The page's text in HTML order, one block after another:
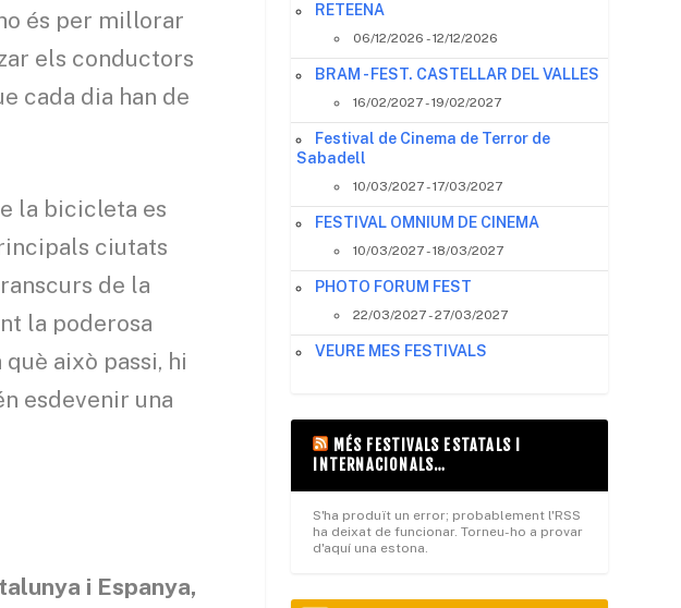
és per millorar
els conductors
cada dia han de
la bicicleta es
ciutats
de la
la poderosa
això passi, hi
esdevenir una
i Espanya,
RETEENA
06/12/2026 - 12/12/2026
BRAM - FEST. CASTELLAR DEL VALLES
16/02/2027 - 19/02/2027
Festival de Cinema de Terror de
Sabadell
10/03/2027 - 17/03/2027
FESTIVAL OMNIUM DE CINEMA
10/03/2027 - 18/03/2027
PHOTO FORUM FEST
22/03/2027 - 27/03/2027
VEURE MES FESTIVALS
MÉS FESTIVALS ESTATALS I
INTERNACIONALS…
S'ha produït un error; probablement l'RSS
ha deixat de funcionar. Torneu-ho a provar
d'aquí una estona.